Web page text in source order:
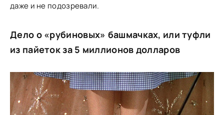
даже и не подозревали.
Дело о «рубиновых» башмачках, или туфли
из пайеток за 5 миллионов долларов